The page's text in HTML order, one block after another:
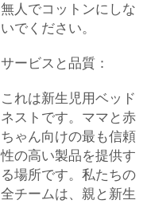
無人でコットンにしな
いでください。
サービスと品質：
これは新生児用ベッド
ネストです。ママと赤
ちゃん向けの最も信頼
性の高い製品を提供す
る場所です。私たちの
全チームは、親と新生